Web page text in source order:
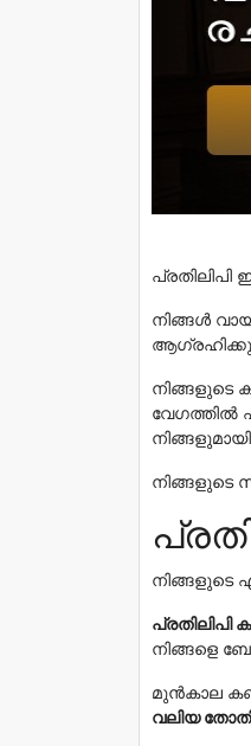
പ്രതിലിപി
നിങ്ങൾ
നിങ്ങളുടെ
വേഗത്തിൽ
നിങ്ങളുടെ
നിങ്ങളുടെ
പ്രതിലിപി
നിങ്ങളെ
മുൻകാല
വലിയ